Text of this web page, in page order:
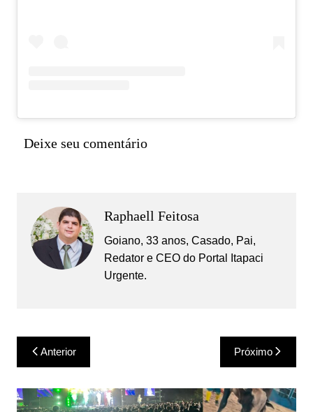
Deixe seu comentário
Raphaell Feitosa
Goiano, 33 anos, Casado, Pai,
Redator e CEO do Portal Itapaci
Urgente.
Navegação
de
Post
Anterior Próximo